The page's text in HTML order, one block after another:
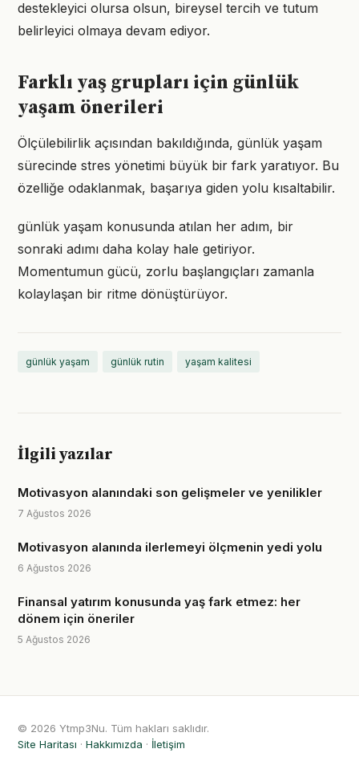
destekleyici olursa olsun, bireysel tercih ve tutum
belirleyici olmaya devam ediyor.
Farklı yaş grupları için günlük
yaşam önerileri
Ölçülebilirlik açısından bakıldığında, günlük yaşam
sürecinde stres yönetimi büyük bir fark yaratıyor. Bu
özelliğe odaklanmak, başarıya giden yolu kısaltabilir.
günlük yaşam konusunda atılan her adım, bir
sonraki adımı daha kolay hale getiriyor.
Momentumun gücü, zorlu başlangıçları zamanla
kolaylaşan bir ritme dönüştürüyor.
günlük yaşam günlük rutin yaşam kalitesi
İlgili yazılar
Motivasyon alanındaki son gelişmeler ve yenilikler
7 Ağustos 2026
Motivasyon alanında ilerlemeyi ölçmenin yedi yolu
6 Ağustos 2026
Finansal yatırım konusunda yaş fark etmez: her
dönem için öneriler
5 Ağustos 2026
© 2026 Ytmp3Nu. Tüm hakları saklıdır.
Site Haritası · Hakkımızda · İletişim